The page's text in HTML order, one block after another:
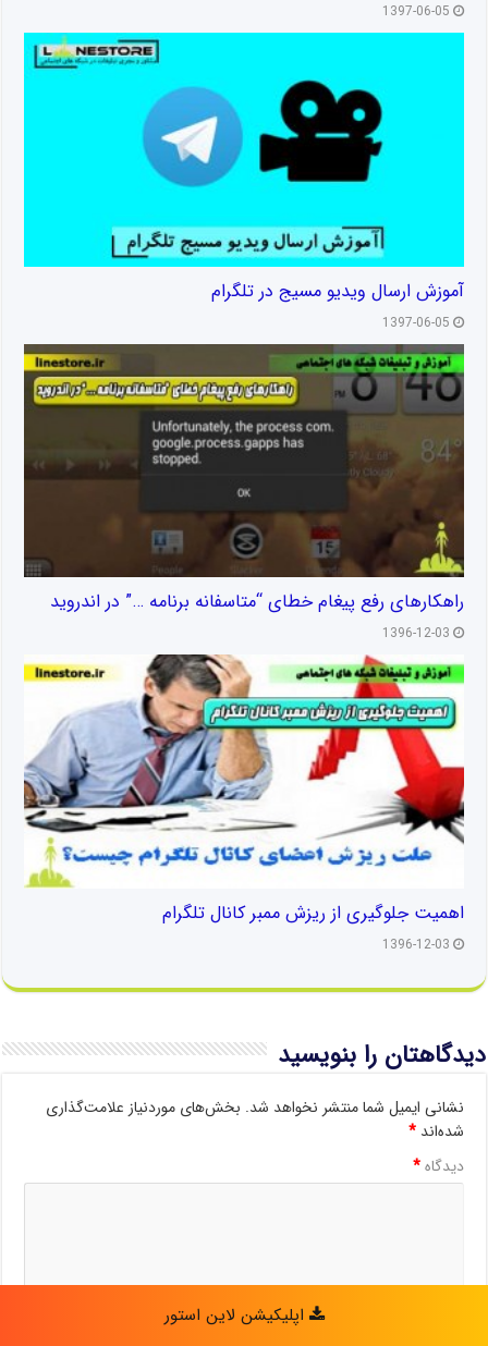
1397-06-05
آموزش ارسال ویدیو مسیج در تلگرام
1397-06-05
راهکارهای رفع پیغام خطای “متاسفانه برنامه …” در اندروید
1396-12-03
اهمیت جلوگیری از ریزش ممبر کانال تلگرام
1396-12-03
دیدگاهتان را بنویسید
نشانی ایمیل شما منتشر نخواهد شد. بخش‌های موردنیاز علامت‌گذاری
شده‌اند*
دیدگاه*
اپلیکیشن لاین استور